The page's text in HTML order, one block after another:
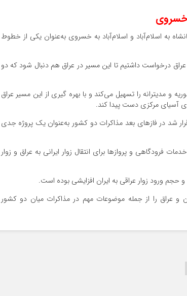
خسروی
به اسلام‌آباد و اسلام‌آباد به خسروی به‌عنوان یکی از خطوط
عراق درخواست داشتیم تا این مسیر در عراق هم دنبال شود که دو
و مدیترانه را تسهیل می‌کند و با بهره گیری از این مسیر عراق
آسیای مرکزی دست پیدا کند.
شد در فازهای بعد مذاکرات دو کشور به‌عنوان یک پروژه جدی
فرودگاهی و پروازها برای انتقال زوار ایرانی به عراق و زوار
حجم ورود زوار عراقی به ایران افزایشی بوده است.
عراق را از جمله موضوعات مهم در مذاکرات میان دو کشور